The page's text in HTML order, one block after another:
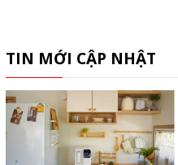
TIN MỚI CẬP NHẬT